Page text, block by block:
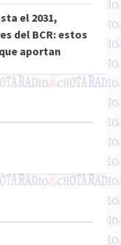
el 2031,
del BCR: estos
aportan